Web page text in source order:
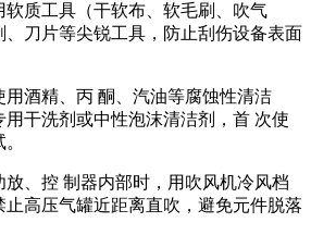
软质工具（干软布、软毛刷、吹气
刀片等尖锐工具，防止刮伤设备表面
酒精、丙 酮、汽油等腐蚀性清洁
干洗剂或中性泡沫清洁剂，首 次使
、控 制器内部时，用吹风机冷风档
高压气罐近距离直吹，避免元件脱落